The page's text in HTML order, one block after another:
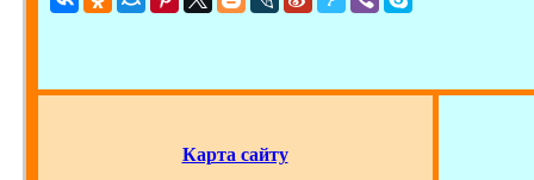
Карта сайту